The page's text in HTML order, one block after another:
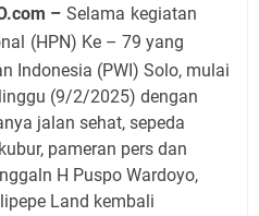
– Selama kegiatan
(HPN) Ke – 79 yang
Indonesia (PWI) Solo, mulai
(9/2/2025) dengan
jalan sehat, sepeda
pameran pers dan
H Puspo Wardoyo,
Land kembali